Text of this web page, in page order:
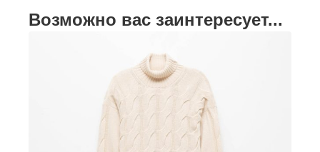
Возможно вас заинтересует...